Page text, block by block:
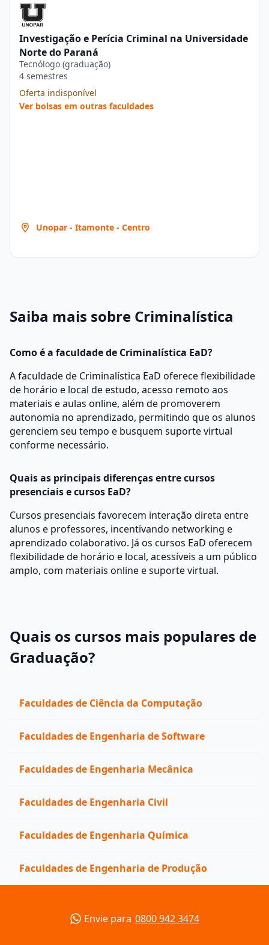
Investigação e Perícia Criminal na Universidade
Norte do Paraná
Tecnólogo (graduação)
4 semestres
Oferta indisponível
Ver bolsas em outras faculdades
Unopar - Itamonte - Centro
Saiba mais sobre Criminalística
Como é a faculdade de Criminalística EaD?
A faculdade de Criminalística EaD oferece flexibilidade
de horário e local de estudo, acesso remoto aos
materiais e aulas online, além de promoverem
autonomia no aprendizado, permitindo que os alunos
gerenciem seu tempo e busquem suporte virtual
conforme necessário.
Quais as principais diferenças entre cursos
presenciais e cursos EaD?
Cursos presenciais favorecem interação direta entre
alunos e professores, incentivando networking e
aprendizado colaborativo. Já os cursos EaD oferecem
flexibilidade de horário e local, acessíveis a um público
amplo, com materiais online e suporte virtual.
Quais os cursos mais populares de
Graduação?
Faculdades de Ciência da Computação
Faculdades de Engenharia de Software
Faculdades de Engenharia Mecânica
Faculdades de Engenharia Civil
Faculdades de Engenharia Química
Faculdades de Engenharia de Produção
Envie para 0800 942 3474